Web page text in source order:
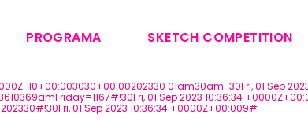
PROGRAMA SKETCH COMPETITION
10+00:003030+00:00202330 01am30am-30Fri, 01 Sep
01 Sep 2023 10:36:34
01 Sep 2023 10:36:34 +0000Z+00:009#